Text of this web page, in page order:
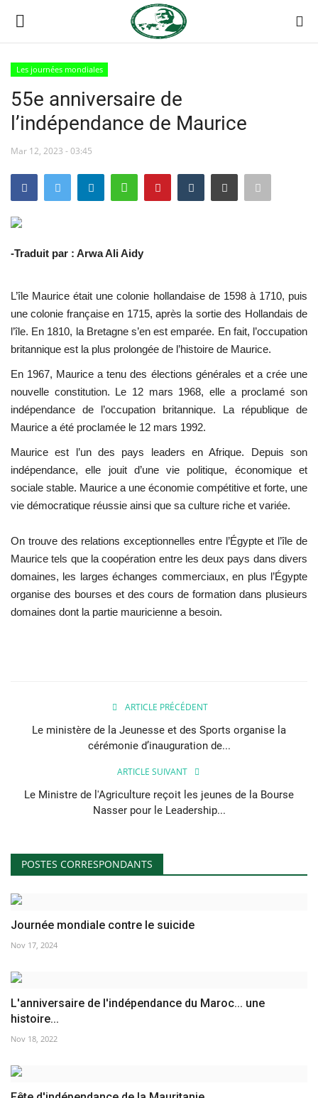
Accueil
Forum international Nasser
L'Égypte
Les auspices
Mouvement de la jeunesse de
Nasser
La Bourse Nasser pour le leadership
international
Actualités
Les pionniers
Le citoyen mondial
English Swahili español
French
Les journées mondiales
55e anniversaire de
l’indépendance de Maurice
Mar 12, 2023 - 03:45
-Traduit par : Arwa Ali Aidy
L’île Maurice était une colonie hollandaise de 1598 à 1710, puis
une colonie française en 1715, après la sortie des Hollandais de
l’île. En 1810, la Bretagne s’en est emparée. En fait, l’occupation
britannique est la plus prolongée de l’histoire de Maurice.
En 1967, Maurice a tenu des élections générales et a crée une
nouvelle constitution. Le 12 mars 1968, elle a proclamé son
indépendance de l’occupation britannique. La république de
Maurice a été proclamée le 12 mars 1992.
Maurice est l’un des pays leaders en Afrique. Depuis son
indépendance, elle jouit d’une vie politique, économique et
sociale stable. Maurice a une économie compétitive et forte, une
vie démocratique réussie ainsi que sa culture riche et variée.
On trouve des relations exceptionnelles entre l’Égypte et l’île de
Maurice tels que la coopération entre les deux pays dans divers
domaines, les larges échanges commerciaux, en plus l’Égypte
organise des bourses et des cours de formation dans plusieurs
domaines dont la partie mauricienne a besoin.
ARTICLE PRÉCÉDENT
Le ministère de la Jeunesse et des Sports organise la
cérémonie d’inauguration de...
ARTICLE SUIVANT
Le Ministre de l'Agriculture reçoit les jeunes de la Bourse
Nasser pour le Leadership...
POSTES CORRESPONDANTS
Journée mondiale contre le suicide
Nov 17, 2024
L'anniversaire de l'indépendance du Maroc... une
histoire...
Nov 18, 2022